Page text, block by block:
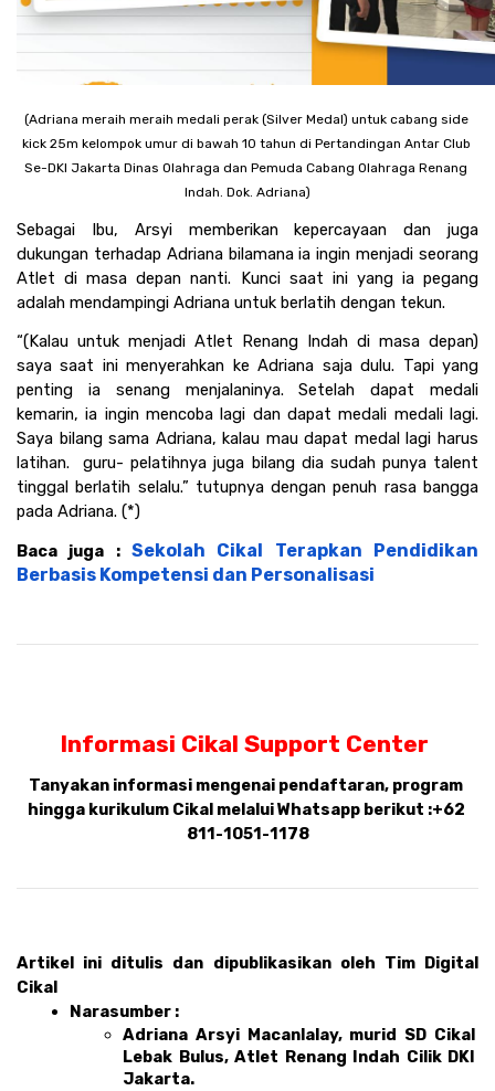
(Adriana meraih meraih medali perak (Silver Medal) untuk cabang side
kick 25m kelompok umur di bawah 10 tahun di Pertandingan Antar Club
Se-DKI Jakarta Dinas Olahraga dan Pemuda Cabang Olahraga Renang
Indah. Dok. Adriana)
Sebagai Ibu, Arsyi memberikan kepercayaan dan juga
dukungan terhadap Adriana bilamana ia ingin menjadi seorang
Atlet di masa depan nanti. Kunci saat ini yang ia pegang
adalah mendampingi Adriana untuk berlatih dengan tekun.
“(Kalau untuk menjadi Atlet Renang Indah di masa depan)
saya saat ini menyerahkan ke Adriana saja dulu. Tapi yang
penting ia senang menjalaninya. Setelah dapat medali
kemarin, ia ingin mencoba lagi dan dapat medali medali lagi.
Saya bilang sama Adriana, kalau mau dapat medal lagi harus
latihan.  guru- pelatihnya juga bilang dia sudah punya talent
tinggal berlatih selalu.” tutupnya dengan penuh rasa bangga
pada Adriana. (*)
Baca juga : Sekolah Cikal Terapkan Pendidikan
Berbasis Kompetensi dan Personalisasi
Informasi Cikal Support Center
Tanyakan informasi mengenai pendaftaran, program
hingga kurikulum Cikal melalui Whatsapp berikut :+62
811-1051-1178
Artikel ini ditulis dan dipublikasikan oleh Tim Digital
Cikal
Narasumber :
Adriana Arsyi Macanlalay, murid SD Cikal
Lebak Bulus, Atlet Renang Indah Cilik DKI
Jakarta.